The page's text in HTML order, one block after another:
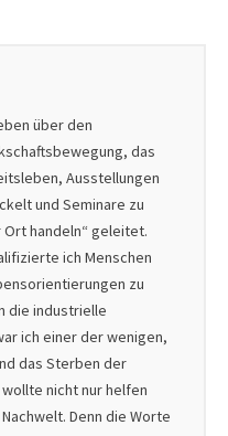
über den
das
Ausstellungen
und Seminare zu
Ort handeln“ geleitet.
ich Menschen
zu
die industrielle
ich einer der wenigen,
das Sterben der
nicht nur helfen
Denn die Worte